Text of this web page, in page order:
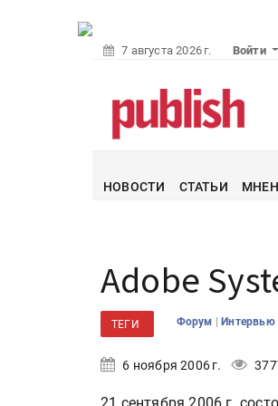
7 августа 2026 г. Войти
НОВОСТИ СТАТЬИ
Adobe
ТЕГИ Форум |Интервью
6 ноября 2006 г.